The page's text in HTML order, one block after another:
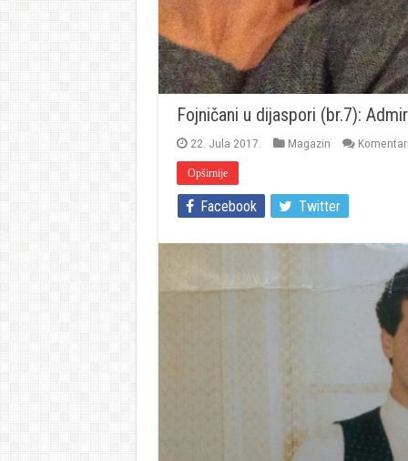
Fojničani u dijaspori (br.7):
22. Jula 2017. Magazin
Opširnije
Facebook Twitter